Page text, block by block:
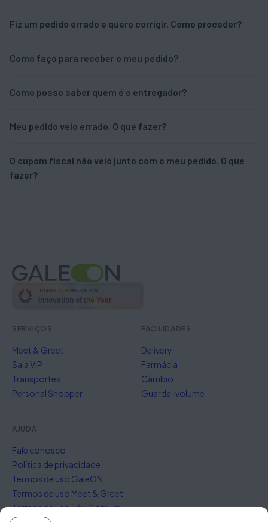
Fiz um pedido errado e quero corrigir. Como proceder?
Como faço para receber o meu pedido?
Como posso saber quem é o entregador?
Meu pedido veio errado. O que fazer?
O cupom fiscal não veio junto com o meu pedido. O que
fazer?
TRAVEL COMMERCE 2024
Innovation of the Year
SERVIÇOS
Meet & Greet
Sala VIP
Transportes
Personal Shopper
FACILIDADES
Delivery
Farmácia
Câmbio
Guarda-volume
AJUDA
Fale conosco
Política de privacidade
Termos de uso GaleON
Termos de uso Meet & Greet
Termos de uso Táxi Comum